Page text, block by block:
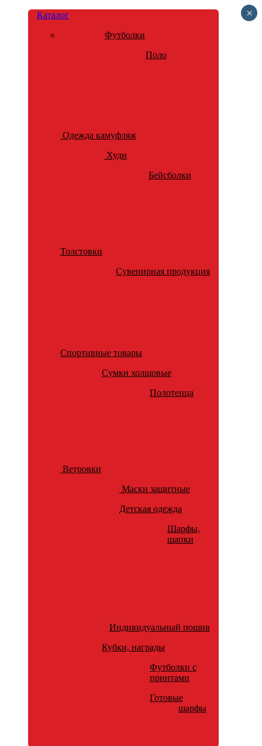
Каталог
Футболки
Поло
Одежда камуфляж
Худи
Бейсболки
Толстовки
Сувенирная продукция
Спортивные товары
Сумки холщовые
Полотенца
Ветровки
Маски защитные
Детская одежда
Шарфы,
шапки
Индивидуальный пошив
Кубки, награды
Футболки с
принтами
Готовые
шарфы
×